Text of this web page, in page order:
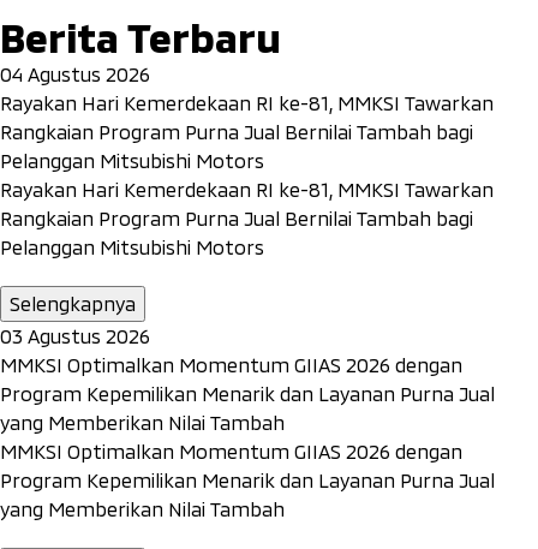
Berita Terbaru
04 Agustus 2026
Rayakan Hari Kemerdekaan RI ke-81, MMKSI Tawarkan
Rangkaian Program Purna Jual Bernilai Tambah bagi
Pelanggan Mitsubishi Motors
Rayakan Hari Kemerdekaan RI ke-81, MMKSI Tawarkan
Rangkaian Program Purna Jual Bernilai Tambah bagi
Pelanggan Mitsubishi Motors
Selengkapnya
03 Agustus 2026
MMKSI Optimalkan Momentum GIIAS 2026 dengan
Program Kepemilikan Menarik dan Layanan Purna Jual
yang Memberikan Nilai Tambah
MMKSI Optimalkan Momentum GIIAS 2026 dengan
Program Kepemilikan Menarik dan Layanan Purna Jual
yang Memberikan Nilai Tambah